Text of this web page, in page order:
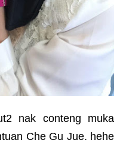
nak conteng muka
Che Gu Jue. hehe